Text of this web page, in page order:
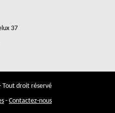
37
Tout droit réservé
- Contactez-nous